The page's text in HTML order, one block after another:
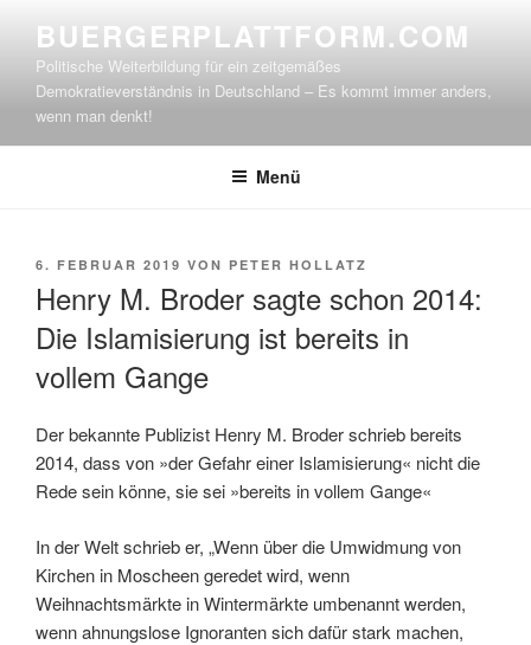
springen
BUERGERPLATTFORM.COM
Politische Weiterbildung für ein zeitgemäßes
Demokratieverständnis in Deutschland – Es kommt immer anders,
wenn man denkt!
Menü
VERÖFFENTLICHT
6. FEBRUAR 2019 VON PETER HOLLATZ
Henry M. Broder sagte schon 2014:
Die Islamisierung ist bereits in
vollem Gange
Der bekannte Publizist Henry M. Broder schrieb bereits
2014, dass von »der Gefahr einer Islamisierung« nicht die
Rede sein könne, sie sei »bereits in vollem Gange«
In der Welt schrieb er, „Wenn über die Umwidmung von
Kirchen in Moscheen geredet wird, wenn
Weihnachtsmärkte in Wintermärkte umbenannt werden,
wenn ahnungslose Ignoranten sich dafür stark machen,